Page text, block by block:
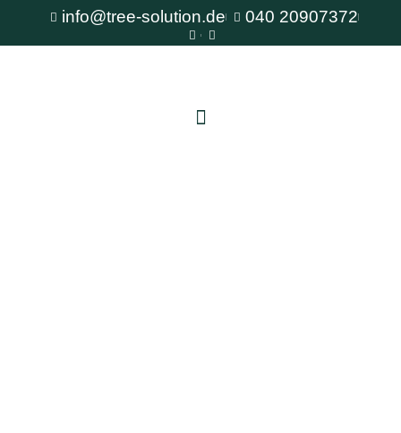
info@tree-solution.de 040 20907372